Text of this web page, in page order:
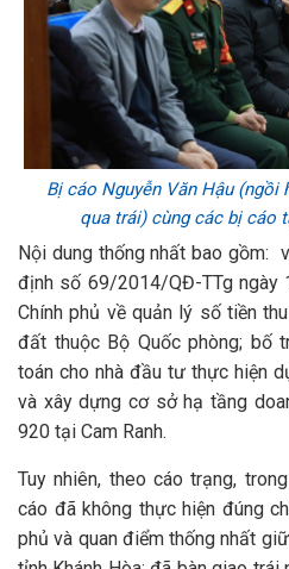
Bị cáo Nguyễn Văn Hậu
qua trái) cùng các bị cáo
Nội dung thống nhất bao gồm:
định số 69/2014/QĐ-TTg ngày
Chính phủ về quản lý số tiền
đất thuộc Bộ Quốc phòng; bố
toán cho nhà đầu tư thực hiện
và xây dựng cơ sở hạ tầng
920 tại Cam Ranh.
Tuy nhiên, theo cáo trạng,
cáo đã không thực hiện đúng
phủ và quan điểm thống nhất